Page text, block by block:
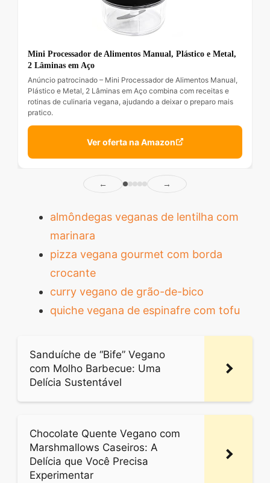
Mini Processador de Alimentos Manual, Plástico e Metal,
2 Lâminas em Aço
Anúncio patrocinado – Mini Processador de Alimentos Manual,
Plástico e Metal, 2 Lâminas em Aço combina com receitas e
rotinas de culinaria vegana, ajudando a deixar o preparo mais
pratico.
Ver oferta na Amazon
← →
almôndegas veganas de lentilha com
marinara
pizza vegana gourmet com borda
crocante
curry vegano de grão-de-bico
quiche vegana de espinafre com tofu
Sanduíche de “Bife” Vegano
com Molho Barbecue: Uma
Delícia Sustentável
Chocolate Quente Vegano com
Marshmallows Caseiros: A
Delícia que Você Precisa
Experimentar